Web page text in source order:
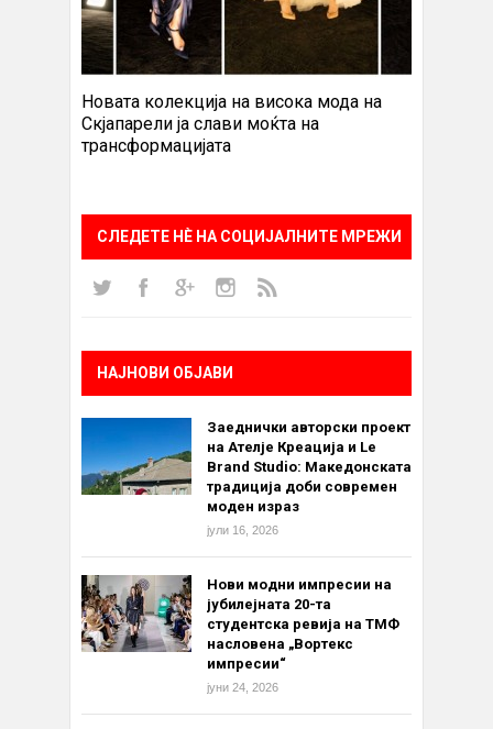
Новата колекција на висока мода на
Скјапарели ја слави моќта на
трансформацијата
СЛЕДЕТЕ НÈ НА СОЦИЈАЛНИТЕ МРЕЖИ
НАЈНОВИ ОБЈАВИ
Заеднички авторски проект
на Ателје Креација и Le
Brand Studio: Македонската
традиција доби современ
моден израз
јули 16, 2026
Нови модни импресии на
јубилејната 20-та
студентска ревија на ТМФ
насловена „Вортекс
импресии“
јуни 24, 2026